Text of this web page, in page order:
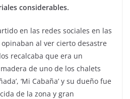
considerables.
en las redes sociales en las
al ver cierto desastre
recalcaba que era un
de uno de los chalets
‘Mi Cabaña’ y su dueño fue
de la zona y gran